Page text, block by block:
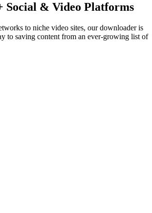
Social & Video Platforms
to niche video sites, our downloader is
to saving content from an ever-growing list of